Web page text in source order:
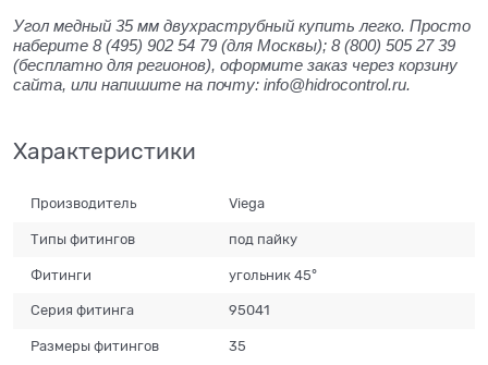
Угол медный 35 мм двухраструбный купить легко. Просто
наберите 8 (495) 902 54 79 (для Москвы); 8 (800) 505 27 39
(бесплатно для регионов), оформите заказ через корзину
сайта, или напишите на почту: info@hidrocontrol.ru.
Характеристики
Производитель Viega
Типы фитингов под пайку
Фитинги угольник 45°
Серия фитинга 95041
Размеры фитингов 35